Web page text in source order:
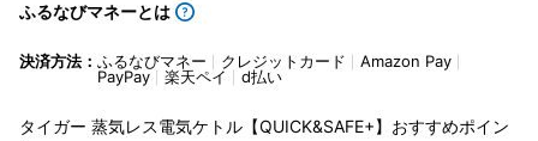
ふるなびマネーとは
決済方法： ふるなびマネー クレジットカード
Amazon Pay
PayPay
楽天ペイ d払い
タイガー 蒸気レス電気ケトル【QUICK&SAFE+】おすすめポイン